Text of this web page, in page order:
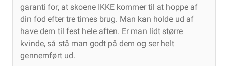
garanti for, at skoene IKKE kommer til at hoppe af
din fod efter tre times brug. Man kan holde ud af
have dem til fest hele aften. Er man lidt større
kvinde, så stå man godt på dem og ser helt
gennemført ud.